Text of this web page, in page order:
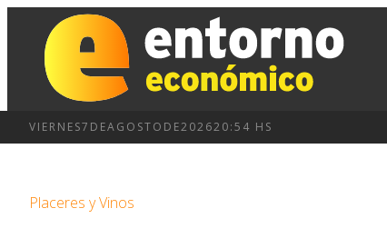
VIERNES7 DEAGOSTO DE202620:54 HS
Placeres y Vinos